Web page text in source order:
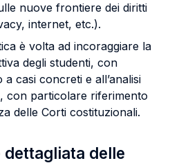
nuove frontiere dei diritti
internet, etc.).
è volta ad incoraggiare la
degli studenti, con
casi concreti e all’analisi
con particolare riferimento
delle Corti costituzionali.
dettagliata delle